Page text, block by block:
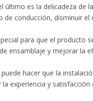
último es la delicadeza de
conducción, disminuir
para que el producto
ensamblaje y mejorar la
hacer que la
experiencia y satisfacción